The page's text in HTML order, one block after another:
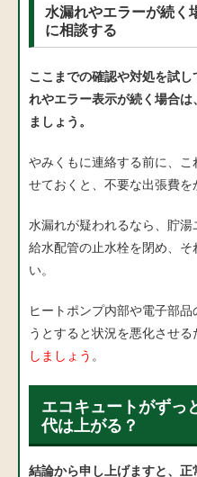
水漏れやエラーが続く
に相談する
ここまでの確認や対処を試
れやエラー表示が続く場合
ましょう。
やみくもに連絡する前に、
せておくと、不要な出張費を
水漏れが疑われるなら、貯
給水配管の止水栓を閉め、
い。
ヒートポンプ内部や電子部
うとすると状況を悪化させる
しましょう 。
エコキュートがずっ
代は上がる？
結論から申し上げますと、